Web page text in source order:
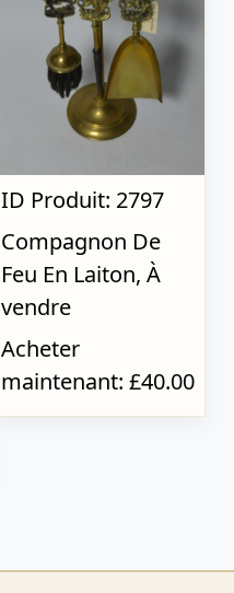
ID Produit: 2797
Compagnon De
Feu En Laiton, À
vendre
Acheter
maintenant: £40.00